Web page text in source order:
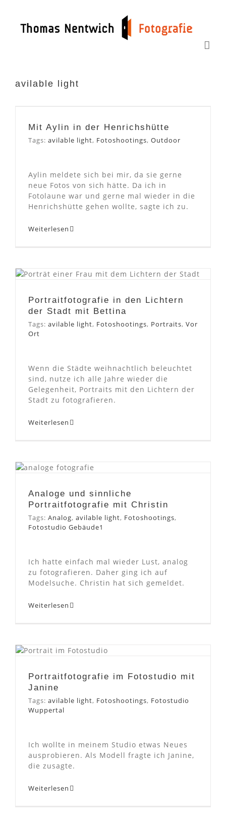
springen
avilable light
Mit Aylin in der Henrichshütte
Tags: avilable light, Fotoshootings, Outdoor
Aylin meldete sich bei mir, da sie gerne
neue Fotos von sich hätte. Da ich in
Fotolaune war und gerne mal wieder in die
Henrichshütte gehen wollte, sagte ich zu.
Weiterlesen
Lichtern der Stadt mit
Portraitfotografie in den Lichtern
der Stadt mit Bettina
Tags: avilable light, Fotoshootings, Portraits, Vor
Ort
Wenn die Städte weihnachtlich beleuchtet
sind, nutze ich alle Jahre wieder die
Gelegenheit, Portraits mit den Lichtern der
Stadt zu fotografieren.
Weiterlesen
Portraitfotografie mit
Analoge und sinnliche
Portraitfotografie mit Christin
Tags: Analog, avilable light, Fotoshootings,
Fotostudio Gebäude1
Ich hatte einfach mal wieder Lust, analog
zu fotografieren. Daher ging ich auf
Modelsuche. Christin hat sich gemeldet.
Weiterlesen
Portraitfotografie im Fotostudio mit
Janine
Tags: avilable light, Fotoshootings, Fotostudio
Wuppertal
Ich wollte in meinem Studio etwas Neues
ausprobieren. Als Modell fragte ich Janine,
die zusagte.
Weiterlesen